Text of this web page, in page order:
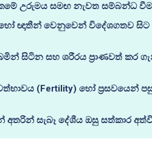
උරුමය සමඟ නැවත සම්බන්ධ
හෝ ඥාතීන් වෙනුවෙන් විදේශගතව
සිටින සහ ශරීරය ප්‍රාණවත් කර
(Fertility) හෝ ප්‍රසවයෙන් පසු
අතරින් සැබෑ දේශීය ඔසු සත්කාර